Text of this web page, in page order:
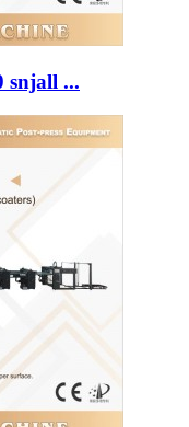
snjall ...